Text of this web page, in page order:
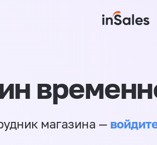
магазина —